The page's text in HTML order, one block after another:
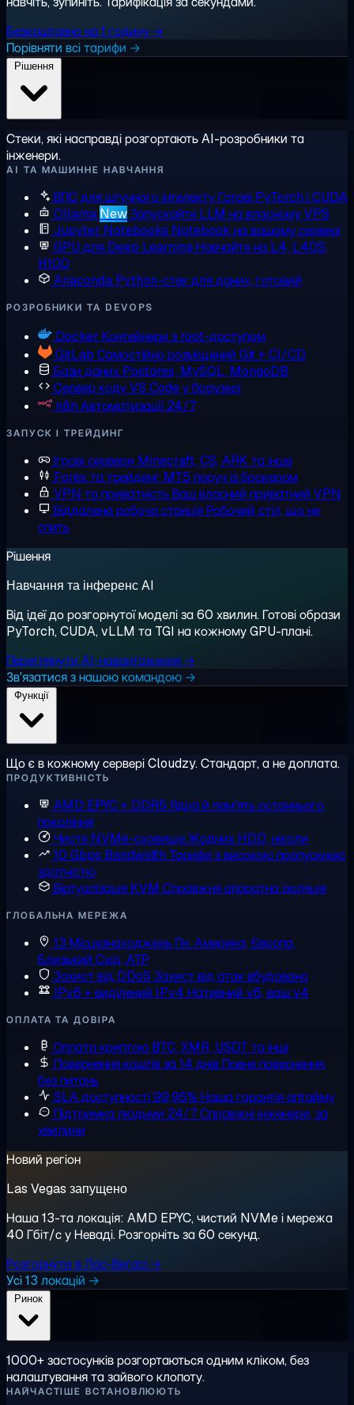
Безкоштовно на 1 годину →
Порівняти всі тарифи →
Стеки, які насправді розгортають AI-розробники та
інженери.
AI ТА МАШИННЕ НАВЧАННЯ
ВПС для штучного інтелектуГотові PyTorch і CUDA
Ollama NewЗапускайте LLM на власному VPS
Jupyter Notebooks Notebook на вашому сервері
GPU для Deep Learning Навчайте на L4, L40S,
H100
Anaconda Python-стек для даних, готовий
РОЗРОБНИКИ ТА DEVOPS
Docker Контейнери з root-доступом
GitLab Самостійно розміщений Git + CI/CD
Бази даних Postgres, MySQL, MongoDB
Сервер кодуVS Code у браузері
n8n Автоматизації 24/7
ЗАПУСК І ТРЕЙДИНГ
Ігрові сервери Minecraft, CS, ARK та інше
Forex та трейдинг MT5 поруч із брокером
VPN та приватністьВаш власний приватний VPN
Віддалена робоча станціяРобочий стіл, що не
спить
Рішення
Навчання та інференс AI
Від ідеї до розгорнутої моделі за 60 хвилин. Готові образи
PyTorch, CUDA, vLLM та TGI на кожному GPU-плані.
Переглянути AI-навантаження →
Зв'язатися з нашою командою →
Що є в кожному сервері Cloudzy. Стандарт, а не доплата.
ПРОДУКТИВНІСТЬ
AMD EPYC + DDR5 Ядра й пам'ять останнього
покоління
Чисте NVMe-сховищеЖодних HDD, ніколи
10 Gbps Bandwidth Тарифи з високою пропускною
здатністю
Віртуалізація KVM Справжня апаратна ізоляція
ГЛОБАЛЬНА МЕРЕЖА
13 Місцезнаходжень Пн. Америка, Європа,
Близький Схід, АТР
Захист від DDoS Захист від атак вбудовано
IPv6 + виділений IPv4 Нативний v6, ваш v4
ОПЛАТА ТА ДОВІРА
Оплата криптою BTC, XMR, USDT та інші
Повернення коштів за 14 днів Повне повернення,
без питань
SLA доступності 99,95% Наша гарантія аптайму
Підтримка людьми 24/7Справжні інженери, за
хвилини
Новий регіон
Las Vegas запущено
Наша 13-та локація: AMD EPYC, чистий NVMe і мережа
40 Гбіт/с у Неваді. Розгорніть за 60 секунд.
Розгорнути в Лас-Вегасі →
Усі 13 локацій →
1000+ застосунків розгортаються одним кліком, без
налаштування та зайвого клопоту.
НАЙЧАСТІШЕ ВСТАНОВЛЮЮТЬ